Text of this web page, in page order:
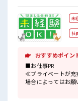
未
社
おすすめポイン
■お仕事PR
≪プライベートが
場合によってはお願